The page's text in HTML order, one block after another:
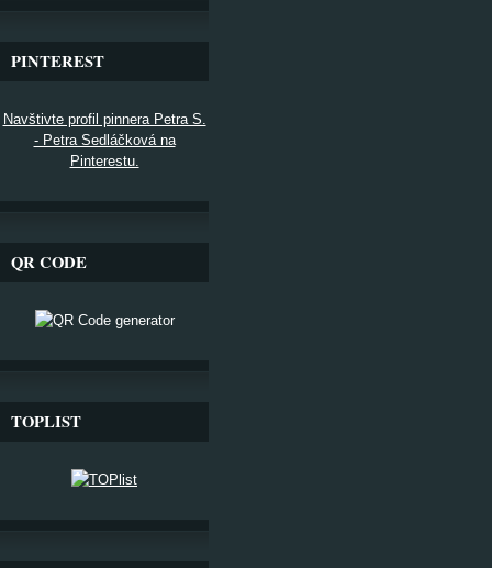
PINTEREST
Navštivte profil pinnera Petra S.
- Petra Sedláčková na
Pinterestu.
QR CODE
TOPLIST